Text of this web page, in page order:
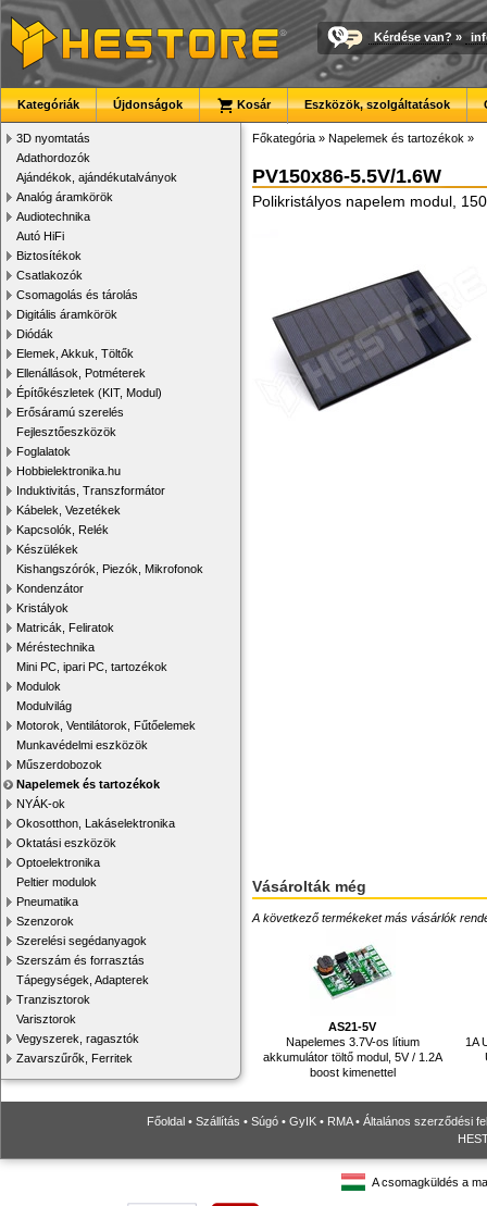
Kérdése van? »
Kategóriák Újdonságok Kosár Eszközök, szolgáltatások
3D nyomtatás
Adathordozók
Ajándékok, ajándékutalványok
Analóg áramkörök
Audiotechnika
Autó HiFi
Biztosítékok
Csatlakozók
Csomagolás és tárolás
Digitális áramkörök
Diódák
Elemek, Akkuk, Töltők
Ellenállások, Potméterek
Építőkészletek (KIT, Modul)
Erősáramú szerelés
Fejlesztőeszközök
Foglalatok
Hobbielektronika.hu
Induktivitás, Transzformátor
Kábelek, Vezetékek
Kapcsolók, Relék
Készülékek
Kishangszórók, Piezók, Mikrofonok
Kondenzátor
Kristályok
Matricák, Feliratok
Méréstechnika
Mini PC, ipari PC, tartozékok
Modulok
Modulvilág
Motorok, Ventilátorok, Fűtőelemek
Munkavédelmi eszközök
Műszerdobozok
Napelemek és tartozékok
NYÁK-ok
Okosotthon, Lakáselektronika
Oktatási eszközök
Optoelektronika
Peltier modulok
Pneumatika
Szenzorok
Szerelési segédanyagok
Szerszám és forrasztás
Tápegységek, Adapterek
Tranzisztorok
Varisztorok
Vegyszerek, ragasztók
Zavarszűrők, Ferritek
Főkategória » Napelemek és tartozékok »
PV150x86-5.5V/1.6W
Polikristályos napelem modul,
Vásárolták még
A következő termékeket más vásárlók
AS21-5V
Napelemes 3.7V-os lítium
akkumulátor töltő modul, 5V / 1.2A
boost kimenettel
1A
Főoldal • Szállítás • Súgó • GyIK • RMA• Általános szerződési
A csomagküldés a